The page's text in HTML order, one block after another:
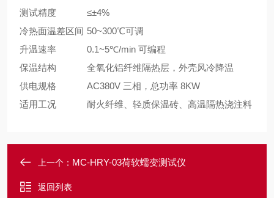
测试精度
≤±4%
冷热面温差区间 50~300℃可调
升温速率
0.1~5℃/min 可编程
保温结构
全氧化铝纤维隔热层，外壳风冷降温
供电规格
AC380V 三相，总功率 8KW
适用工况
耐火纤维、轻质保温砖、高温隔热浇注料
上一个： MC-HRY-03荷软蠕变测试仪
返回列表